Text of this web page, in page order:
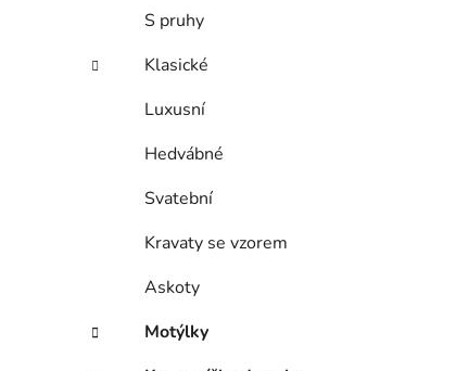
S pruhy
Klasické
Luxusní
Hedvábné
Svatební
Kravaty se vzorem
Askoty
Motýlky